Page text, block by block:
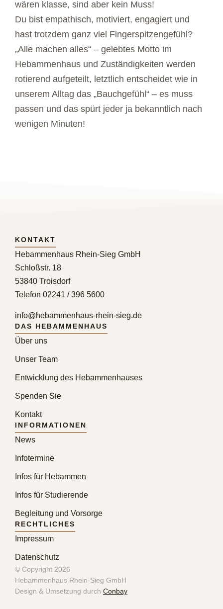
wären klasse, sind aber kein Muss!
Du bist empathisch, motiviert, engagiert und
hast trotzdem ganz viel Fingerspitzengefühl?
„Alle machen alles“ – gelebtes Motto im
Hebammenhaus und Zuständigkeiten werden
rotierend aufgeteilt, letztlich entscheidet wie in
unserem Alltag das „Bauchgefühl“ – es muss
passen und das spürt jeder ja bekanntlich nach
wenigen Minuten!
KONTAKT
Hebammenhaus Rhein-Sieg GmbH
Schloßstr. 18
53840 Troisdorf
Telefon 02241 / 396 5600
info@hebammenhaus-rhein-sieg.de
DAS HEBAMMENHAUS
Über uns
Unser Team
Entwicklung des Hebammenhauses
Spenden Sie
Kontakt
INFORMATIONEN
News
Infotermine
Infos für Hebammen
Infos für Studierende
Begleitung und Vorsorge
RECHTLICHES
Impressum
Datenschutz
© Copyright 2026
Hebammenhaus Rhein-Sieg GmbH
Design & Umsetzung durch Conbay